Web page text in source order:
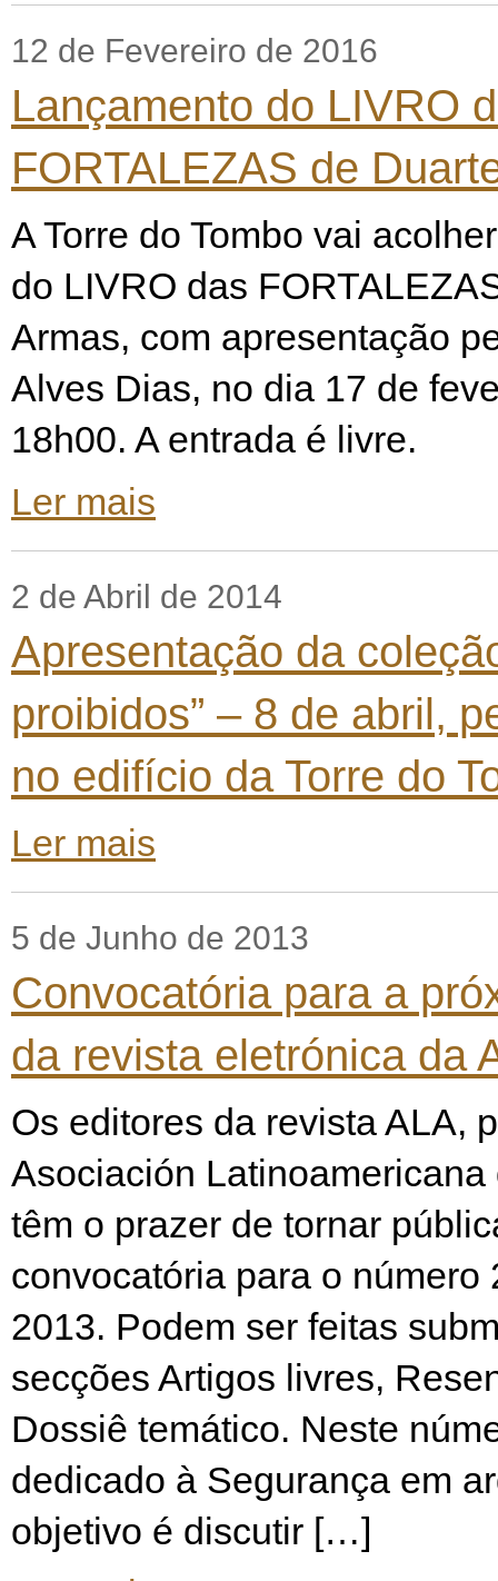
12 de Fevereiro de 2016
Lançamento do LIVRO
FORTALEZAS de
A Torre do Tombo vai
do LIVRO das
Armas, com apresentação
Alves Dias, no dia 17 de
18h00. A entrada é livre.
Ler mais
2 de Abril de 2014
Apresentação da
proibidos” – 8 de abril,
no edifício da Torre do
Ler mais
5 de Junho de 2013
Convocatória para a
da revista eletrónica da
Os editores da revista ALA,
Asociación Latinoamericana
têm o prazer de tornar
convocatória para o número
2013. Podem ser feitas
secções Artigos livres,
Dossiê temático. Neste
dedicado à Segurança em
objetivo é discutir […]